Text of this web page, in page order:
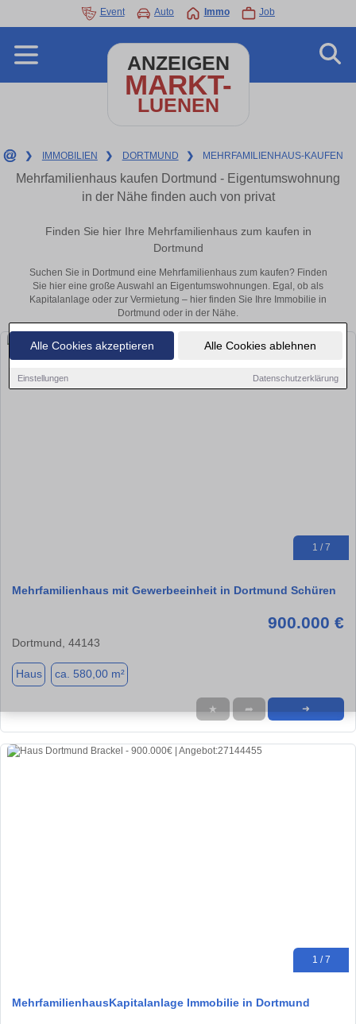
Alle Cookies akzeptieren Alle Cookies ablehnen
Einstellungen Datenschutzerklärung
Event Auto Immo Job
ANZEIGEN
MARKT-
LUENEN
❯ IMMOBILIEN ❯ DORTMUND ❯ MEHRFAMILIENHAUS-KAUFEN
Mehrfamilienhaus kaufen Dortmund - Eigentumswohnung
in der Nähe finden auch von privat
Finden Sie hier Ihre Mehrfamilienhaus zum kaufen in
Dortmund
Suchen Sie in Dortmund eine Mehrfamilienhaus zum kaufen? Finden
Sie hier eine große Auswahl an Eigentumswohnungen. Egal, ob als
Kapitalanlage oder zur Vermietung – hier finden Sie Ihre Immobilie in
Dortmund oder in der Nähe.
1 / 7
Mehrfamilienhaus mit Gewerbeeinheit in Dortmund Schüren
900.000 €
Dortmund, 44143
Haus ca. 580,00 m²
★ ➦ ➜
1 / 7
MehrfamilienhausKapitalanlage Immobilie in Dortmund